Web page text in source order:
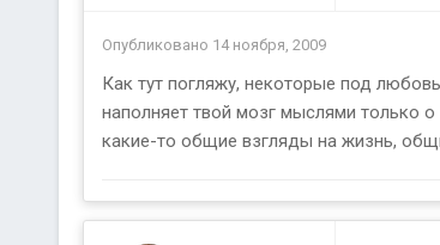
Опубликовано 14 ноября, 2009
Как тут погляжу, некоторые под
наполняет твой мозг мыслями только
какие-то общие взгляды на жизнь,